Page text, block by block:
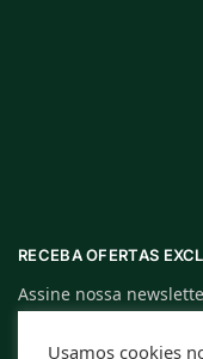
RECEBA OFERTAS
Assine nossa
descontos exclusivos.
Usamos cookies